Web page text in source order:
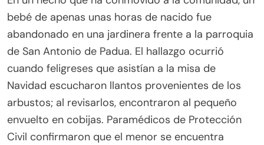
bebé de apenas unas horas de nacido fue
abandonado en una jardinera frente a la parroquia
de San Antonio de Padua. El hallazgo ocurrió
cuando feligreses que asistían a la misa de
Navidad escucharon llantos provenientes de los
arbustos; al revisarlos, encontraron al pequeño
envuelto en cobijas. Paramédicos de Protección
Civil confirmaron que el menor se encuentra